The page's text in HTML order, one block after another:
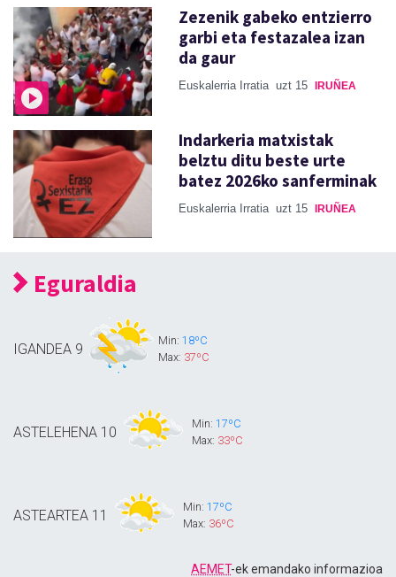
Zezenik gabeko entzierro
garbi eta festazalea izan
da gaur
Euskalerria Irratia uzt 15 IRUÑEA
Indarkeria matxistak
belztu ditu beste urte
batez 2026ko sanferminak
Euskalerria Irratia uzt 15 IRUÑEA
Eguraldia
IGANDEA 9
Min: 18ºC
Max: 37ºC
ASTELEHENA 10
Min: 17ºC
Max: 33ºC
ASTEARTEA 11
Min: 17ºC
Max: 36ºC
AEMET-ek emandako informazioa